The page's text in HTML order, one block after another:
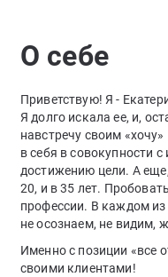
О себе
Приветствую! Я -
Я долго искала ее, и,
навстречу своим
в себя в совокупности
достижению цели. А
20, и в 35 лет.
профессии. В каждом из
не осознаем, не видим,
Именно с позиции «все
своими клиентами!